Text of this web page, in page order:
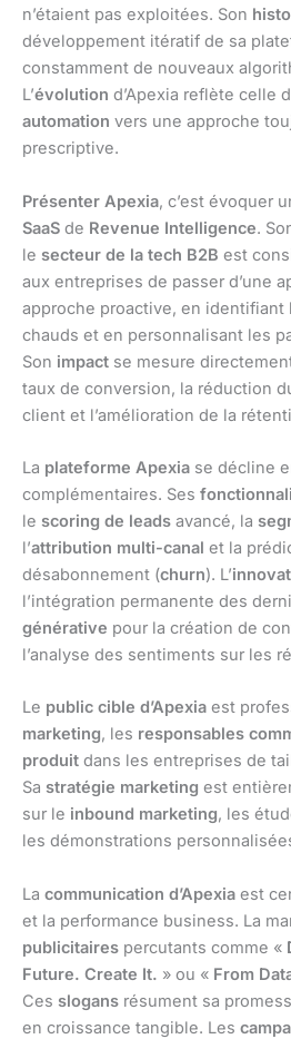
n’étaient pas exploitées. Son
développement itératif de sa
constamment de nouveaux
L’évolution d’Apexia reflète celle
automation vers une approche
prescriptive.
Présenter Apexia, c’est évoquer
SaaS de Revenue Intelligence.
le secteur de la tech B2B est
aux entreprises de passer d’une
approche proactive, en identifiant
chauds et en personnalisant les
Son impact se mesure
taux de conversion, la réduction
client et l’amélioration de la
La plateforme Apexia se décline
complémentaires. Ses
le scoring de leads avancé, la
l’attribution multi-canal et la
désabonnement (churn). L’
l’intégration permanente des
générative pour la création de
l’analyse des sentiments sur les
Le public cible d’Apexia est
marketing, les responsables
produit dans les entreprises de
Sa stratégie marketing est
sur le inbound marketing, les
les démonstrations
La communication d’Apexia est
et la performance business. La
publicitaires percutants comme «
Future. Create It. » ou « From
Ces slogans résument sa
en croissance tangible. Les